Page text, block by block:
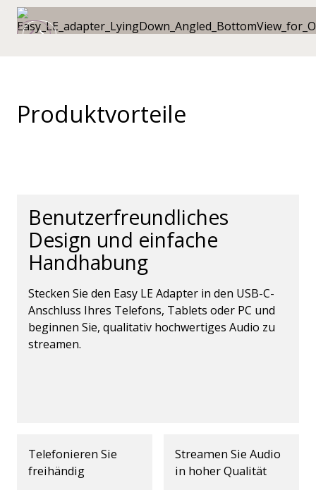
Produktvorteile
Benutzerfreundliches
Design und einfache
Handhabung
Stecken Sie den Easy LE Adapter in den USB-C-
Anschluss Ihres Telefons, Tablets oder PC und
beginnen Sie, qualitativ hochwertiges Audio zu
streamen.
Telefonieren Sie
freihändig
Streamen Sie Audio
in hoher Qualität